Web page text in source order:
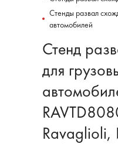
Cтенды развал
автомобилей
Стенд
для
Ravaglioli,